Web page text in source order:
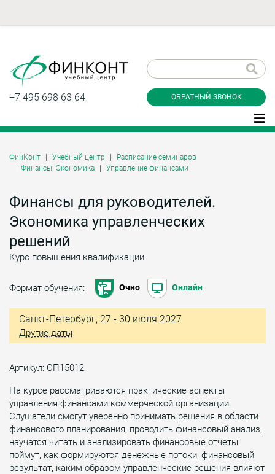
+7 495 698 63 64 ОБРАТНЫЙ ЗВОНОК
ФинКонт Учебный центр
Расписание семинаров
Финансы. Экономика
Управление финансами
Финансы для руководителей.
Экономика управленческих
решений
Курс повышения квалификации
Формат обучения: Очно Онлайн
Санкт-Петербург, 27 - 30 июля 2027
Другие даты
Артикул: СП15012
На курсе рассматриваются практические аспекты
управления финансами коммерческой организации.
Слушатели смогут уверенно принимать решения в области
финансового планирования, проводить финансовый анализ,
научатся читать и анализировать финансовые отчеты,
поймут, как формируются денежные потоки, финансовый
результат, каким образом управленческие решения влияют
звонок
Даю согласие на обработку персональных
Заказать